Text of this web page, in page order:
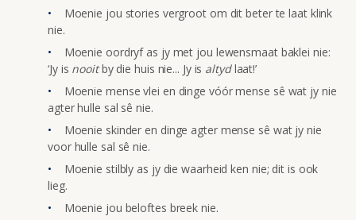
Moenie jou stories vergroot om dit beter te laat klink
nie.
Moenie oordryf as jy met jou lewensmaat baklei nie:
‘Jy is nooitby die huis nie... Jy is altydlaat!’
Moenie mense vlei en dinge vóór mense sê wat jy nie
agter hulle sal sê nie.
Moenie skinder en dinge agter mense sê wat jy nie
voor hulle sal sê nie.
Moenie stilbly as jy die waarheid ken nie; dit is ook
lieg.
Moenie jou beloftes breek nie.